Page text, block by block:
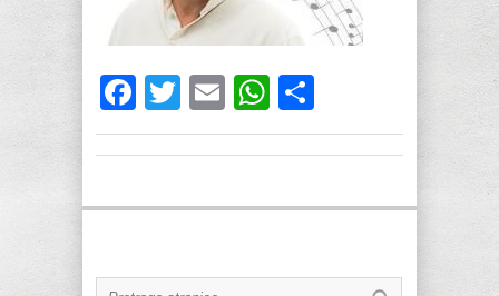
Facebook
Twitter
EmailWhatsApp